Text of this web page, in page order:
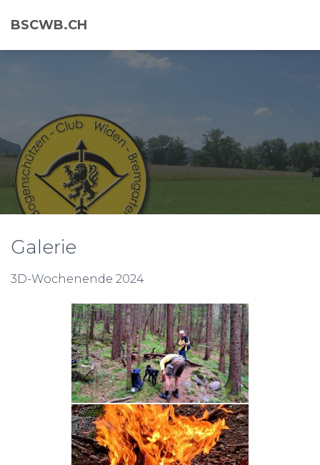
BSCWB.CH
Galerie
3D-Wochenende 2024